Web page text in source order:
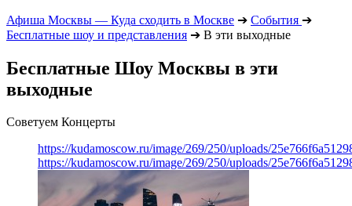
Афиша Москвы — Куда сходить в Москве ➔ События ➔
Бесплатные шоу и представления ➔ В эти выходные
Бесплатные Шоу Москвы в эти
выходные
Советуем Концерты
https://kudamoscow.ru/image/269/250/uploads/
https://kudamoscow.ru/image/269/250/uploads/